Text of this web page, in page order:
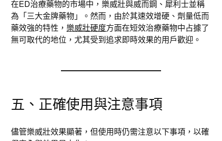
在ED治療藥物的市場中，樂威壯與威而鋼、犀利士並稱
為「三大金牌藥物」。然而，由於其速效增硬、劑量低而
藥效強的特性，樂威壯硬度方面在短效治療藥物中占據了
無可取代的地位，尤其受到追求即時效果的用戶歡迎。
五、正確使用與注意事項
儘管樂威壯效果顯著，但使用時仍需注意以下事項，以確